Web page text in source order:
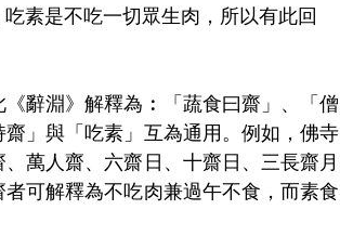
素是不吃一切眾生肉，所以有此回
辭淵》解釋為︰「蔬食曰齋」、「僧
」與「吃素」互為通用。例如，佛寺
萬人齋、六齋日、十齋日、三長齋月
可解釋為不吃肉兼過午不食，而素食